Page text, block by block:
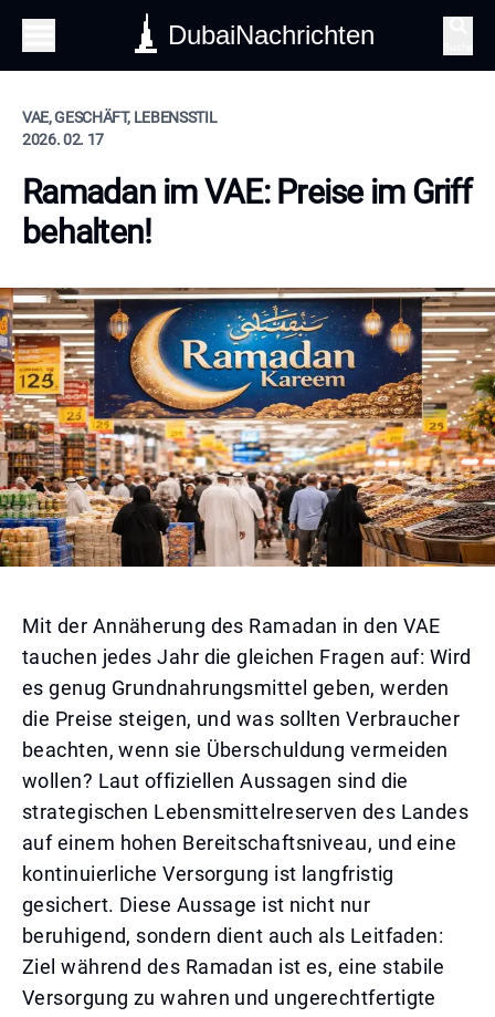
DubaiNachrichten
VAE, GESCHÄFT, LEBENSSTIL
2026. 02. 17
Ramadan im VAE: Preise im Griff
behalten!
Mit der Annäherung des Ramadan in den VAE
tauchen jedes Jahr die gleichen Fragen auf: Wird
es genug Grundnahrungsmittel geben, werden
die Preise steigen, und was sollten Verbraucher
beachten, wenn sie Überschuldung vermeiden
wollen? Laut offiziellen Aussagen sind die
strategischen Lebensmittelreserven des Landes
auf einem hohen Bereitschaftsniveau, und eine
kontinuierliche Versorgung ist langfristig
gesichert. Diese Aussage ist nicht nur
beruhigend, sondern dient auch als Leitfaden:
Ziel während des Ramadan ist es, eine stabile
Versorgung zu wahren und ungerechtfertigte